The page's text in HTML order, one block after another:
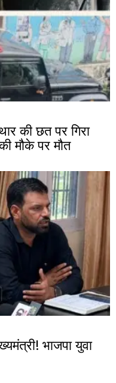
की छत पर गिरा
मौके पर मौत
भाजपा युवा